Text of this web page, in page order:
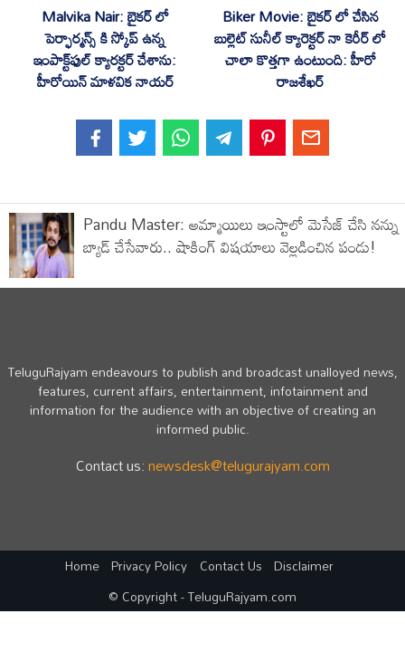
Malvika Nair: బైకర్ లో
పెర్ఫార్మన్స్ కి స్కోప్ ఉన్న
ఇంపాక్ట్‌ఫుల్ క్యారక్టర్ చేశాను:
హీరోయిన్ మాళవిక నాయర్
Biker Movie: బైకర్ లో చేసిన
బుల్లెట్ సునీల్ క్యారెక్టర్ నా కెరీర్ లో
చాలా కొత్తగా ఉంటుంది: హీరో
రాజశేఖర్
‎Pandu Master: అమ్మాయిలు ఇంస్టాలో మెసేజ్ చేసి నన్ను
బ్యాడ్ చేసేవారు.. షాకింగ్ విషయాలు వెల్లడించిన పండు!
TeluguRajyam endeavours to publish and broadcast unalloyed news,
features, current affairs, entertainment, infotainment and
information for the audience with an objective of creating an
informed public.
Contact us:newsdesk@telugurajyam.com
Home Privacy Policy Contact Us Disclaimer
© Copyright - TeluguRajyam.com